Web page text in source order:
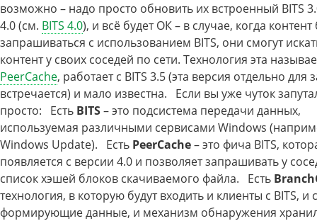
возможно – надо просто обновить их встроенный BITS
4.0 (см. BITS 4.0), и всё будет ОК – в случае, когда контент
запрашиваться с использованием BITS, они смогут
контент у своих соседей по сети. Технология эта
PeerCache, работает с BITS 3.5 (эта версия отдельно для
встречается) и мало известна. Если вы уже чуток
просто: Есть BITS– это подсистема передачи данных,
используемая различными сервисами Windows
Windows Update). Есть PeerCache– это фича BITS,
появляется с версии 4.0 и позволяет запрашивать у
список хэшей блоков скачиваемого файла. Есть
технология, в которую будут входить и клиенты с BITS, и
формирующие данные, и механизм обнаружения